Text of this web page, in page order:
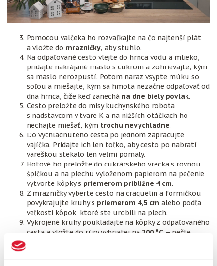
Pomocou valčeka ho rozvaľkajte na čo najtenší plát
a vložte do mrazničky, aby stuhlo.
Na odpaľované cesto vlejte do hrnca vodu a mlieko,
pridajte nakrájané maslo s cukrom a zohrievajte, kým
sa maslo nerozpustí. Potom naraz vsypte múku so
soľou a miešajte, kým sa hmota nezačne odpaľovať od
dna hrnca, čiže keď zanechá na dne biely povlak.
Cesto preložte do misy kuchynského robota
s nadstavcom v tvare K a na nižších otáčkach ho
nechajte miešať, kým trochu nevychladne.
Do vychladnutého cesta po jednom zapracujte
vajíčka. Pridajte ich len toľko, aby cesto po nabratí
vareškou stekalo len veľmi pomaly.
Hotové ho preložte do cukrárskeho vrecka s rovnou
špičkou a na plechu vyloženom papierom na pečenie
vytvorte kôpky s priemerom približne 4 cm.
Z mrazničky vyberte cesto na craquelin a formičkou
povykrajujte kruhy s priemerom 4,5 cm alebo podľa
veľkosti kôpok, ktoré ste urobili na plech.
Vykrojené kruhy poukladajte na kôpky z odpaľovaného
cesta a vložte do rúry vyhriatej na 200 °C – pečte
a mal by maťzlatohnedú farbu.